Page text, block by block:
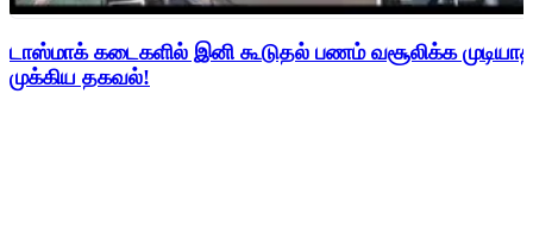
டாஸ்மாக் கடைகளில் இனி கூடுதல் பணம் வசூலிக்க
முக்கிய தகவல்!